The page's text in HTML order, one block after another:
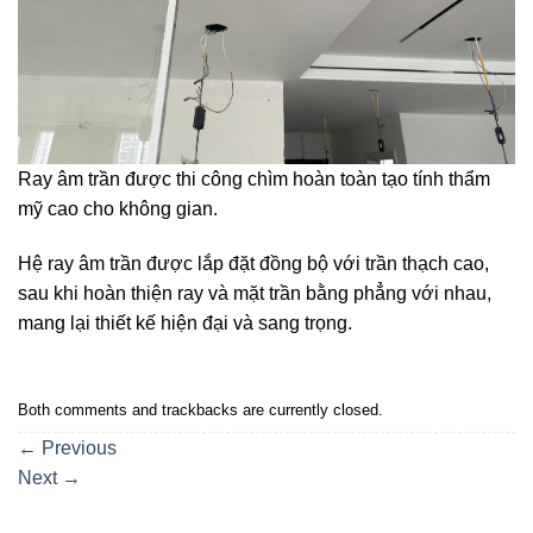
Ray âm trần được thi công chìm hoàn toàn tạo tính thẩm
mỹ cao cho không gian.
Hệ ray âm trần được lắp đặt đồng bộ với trần thạch cao,
sau khi hoàn thiện ray và mặt trần bằng phẳng với nhau,
mang lại thiết kế hiện đại và sang trọng.
Both comments and trackbacks are currently closed.
← Previous
Next →